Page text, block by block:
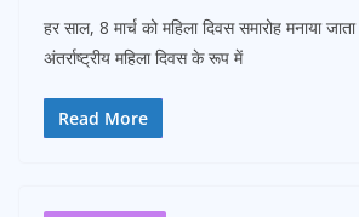
हर साल, 8 मार्च को महिला दिवस समारोह मनाया
अंतर्राष्ट्रीय महिला दिवस के रूप में
Read More